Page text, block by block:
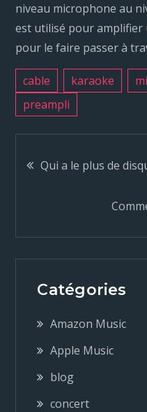
niveau microphone au
est utilisé pour amplifier
pour le faire passer à
cable karaoke
preampli
N
v
g
a
t
Qui a le plus de
Catégories
Amazon Music
Apple Music
blog
concert